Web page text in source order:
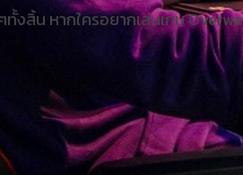
งสิ้น หากใครอยากเล่นเกม